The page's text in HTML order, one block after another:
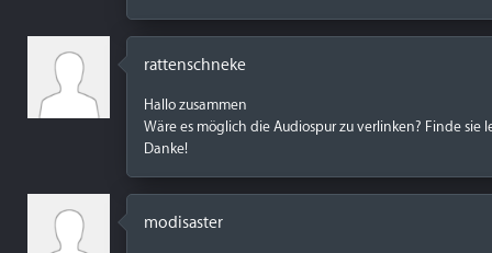
rattenschneke
Hallo zusammen
Wäre es möglich die Audiospur zu verlinken? Finde sie
Danke!
modisaster